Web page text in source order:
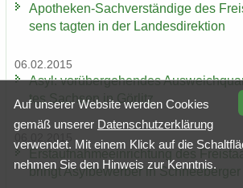
Apotheken-​Sachverständige des
sens tag­ten in der Lan­des­di­rek­ti­on
06.02.2015
Asyl: vor­über­ge­hen­des
tes Sach­sen in Gör­litz
06.02.2015
bringt Asyl­be­wer­ber in Schnee­ber­ger
Auf un­se­rer Web­site wer­den Coo­kies
gemäß un­se­rer Da­ten­schutz­er­klä­rung
ver­wen­det. Mit einem Klick auf die
neh­men Sie den Hin­weis zur Kennt­nis.